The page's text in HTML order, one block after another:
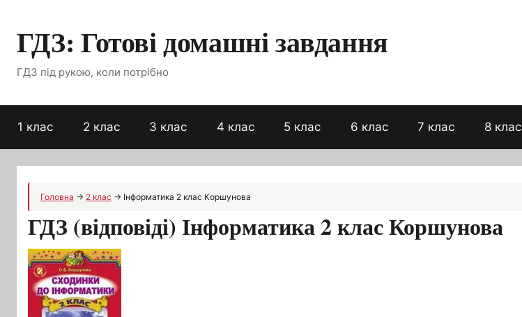
вмістуГДЗ: Готові домашні завдання
ГДЗ під рукою, коли потрібно
1 клас 2 клас 3 клас 4 клас 5 клас 6 клас 7 клас 8 клас
Головна → 2 клас → Інформатика 2 клас Коршунова
ГДЗ (відповіді) Інформатика 2 клас Коршунова